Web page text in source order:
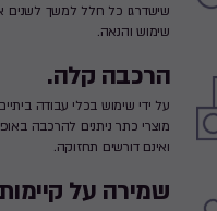
שישדרגו כל חלל למשך לשנים
שימוש והנאה.
הרכבה קלה.
על ידי שימוש בכלי עבודה
מוצרי כתר ניתנים להרכבה
ואינם דורשים תחזוקה.
שמירה על